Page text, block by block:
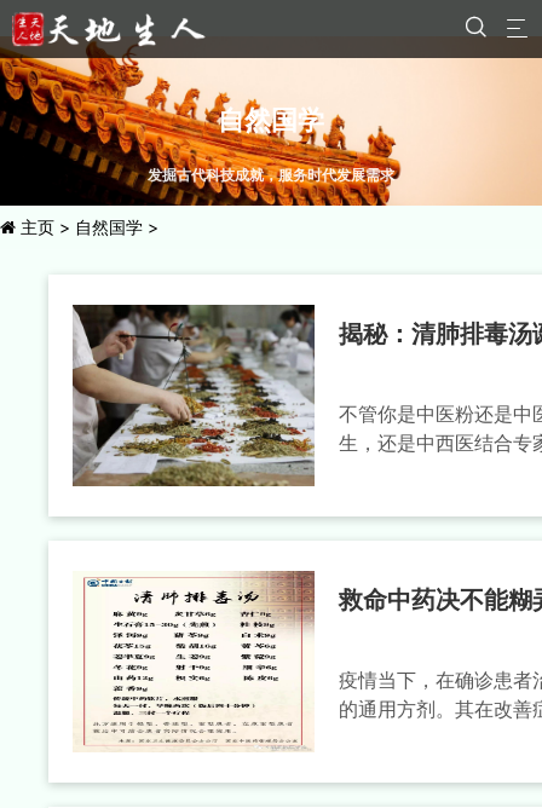


自然国学
发掘古代科技成就，服务时代发展需求
主页 > 自然国学 >
揭秘：清肺排毒汤
不管你是中医粉还是中
生，还是中西医结合专
救命中药决不能糊
疫情当下，在确诊患者
的通用方剂。其在改